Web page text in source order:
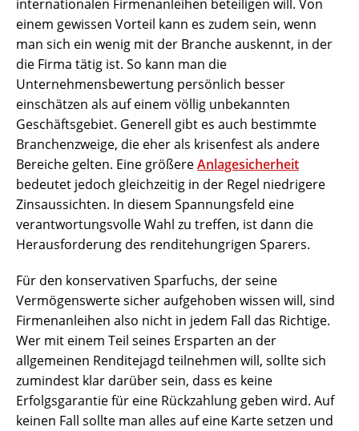
internationalen Firmenanleihen beteiligen will. Von
einem gewissen Vorteil kann es zudem sein, wenn
man sich ein wenig mit der Branche auskennt, in der
die Firma tätig ist. So kann man die
Unternehmensbewertung persönlich besser
einschätzen als auf einem völlig unbekannten
Geschäftsgebiet. Generell gibt es auch bestimmte
Branchenzweige, die eher als krisenfest als andere
Bereiche gelten. Eine größereAnlagesicherheit
bedeutet jedoch gleichzeitig in der Regel niedrigere
Zinsaussichten. In diesem Spannungsfeld eine
verantwortungsvolle Wahl zu treffen, ist dann die
Herausforderung des renditehungrigen Sparers.
Für den konservativen Sparfuchs, der seine
Vermögenswerte sicher aufgehoben wissen will, sind
Firmenanleihen also nicht in jedem Fall das Richtige.
Wer mit einem Teil seines Ersparten an der
allgemeinen Renditejagd teilnehmen will, sollte sich
zumindest klar darüber sein, dass es keine
Erfolgsgarantie für eine Rückzahlung geben wird. Auf
keinen Fall sollte man alles auf eine Karte setzen und